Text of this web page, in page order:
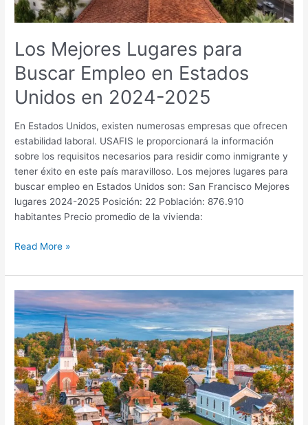
Los Mejores Lugares para
Buscar Empleo en Estados
Unidos en 2024-2025
En Estados Unidos, existen numerosas empresas que ofrecen
estabilidad laboral. USAFIS le proporcionará la información
sobre los requisitos necesarios para residir como inmigrante y
tener éxito en este país maravilloso. Los mejores lugares para
buscar empleo en Estados Unidos son: San Francisco Mejores
lugares 2024-2025 Posición: 22 Población: 876.910
habitantes Precio promedio de la vivienda:
Unidos
en
2025
Read More »
Dónde
Vivir
en
Estados
Unidos
para
Disfrutar
de
una